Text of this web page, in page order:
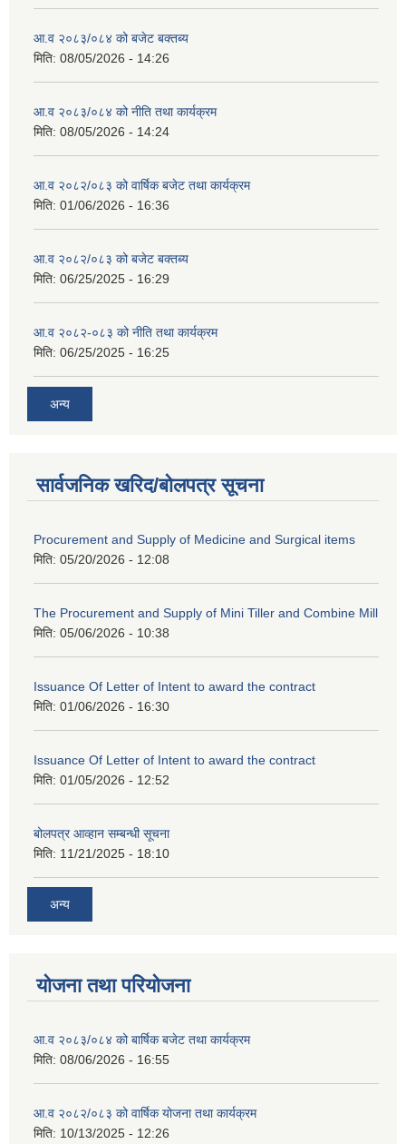
आ.व २०८३/०८४ को बजेट बक्तब्य
मिति: 08/05/2026 - 14:26
आ.व २०८३/०८४ को नीति तथा कार्यक्रम
मिति: 08/05/2026 - 14:24
आ.व २०८२/०८३ को वार्षिक बजेट तथा कार्यक्रम
मिति: 01/06/2026 - 16:36
आ.व २०८२/०८३ को बजेट बक्तब्य
मिति: 06/25/2025 - 16:29
आ.व २०८२-०८३ को नीति तथा कार्यक्रम
मिति: 06/25/2025 - 16:25
अन्य
सार्वजनिक खरिद/बोलपत्र सूचना
Procurement and Supply of Medicine and Surgical items
मिति: 05/20/2026 - 12:08
The Procurement and Supply of Mini Tiller and Combine Mill
मिति: 05/06/2026 - 10:38
Issuance Of Letter of Intent to award the contract
मिति: 01/06/2026 - 16:30
Issuance Of Letter of Intent to award the contract
मिति: 01/05/2026 - 12:52
बोलपत्र आव्हान सम्बन्धी सूचना
मिति: 11/21/2025 - 18:10
अन्य
योजना तथा परियोजना
आ.व २०८३/०८४ को बार्षिक बजेट तथा कार्यक्रम
मिति: 08/06/2026 - 16:55
आ.व २०८२/०८३ को वार्षिक योजना तथा कार्यक्रम
मिति: 10/13/2025 - 12:26